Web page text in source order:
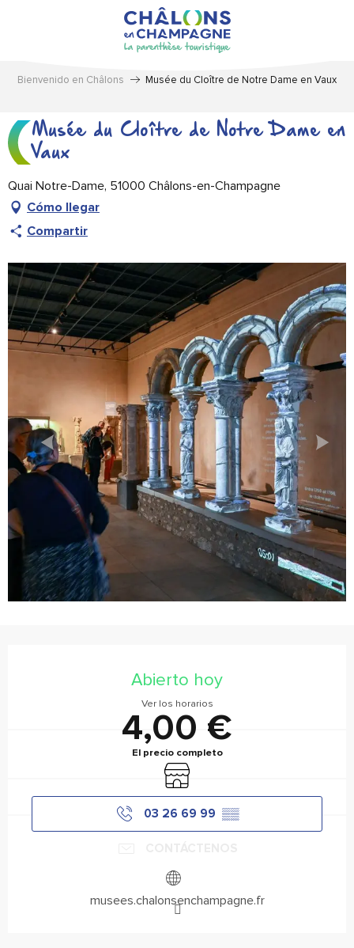
Bienvenido en Châlons Musée du Cloître de Notre Dame en Vaux
Musée du Cloître de Notre Dame en
Vaux
Quai Notre-Dame, 51000 Châlons-en-Champagne
Cómo llegar
Compartir
Abierto hoy
Ver los horarios
4,00 €
El precio completo
Tienda
03 26 69 99 ▒▒
musees.chalonsenchampagne.fr